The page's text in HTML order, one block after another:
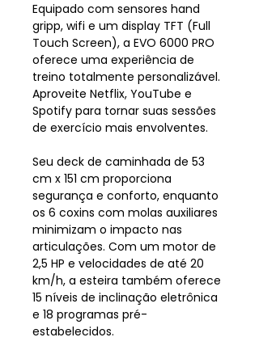
Equipado com sensores hand
gripp, wifi e um display TFT (Full
Touch Screen), a EVO 6000 PRO
oferece uma experiência de
treino totalmente personalizável.
Aproveite Netflix, YouTube e
Spotify para tornar suas sessões
de exercício mais envolventes.
Seu deck de caminhada de 53
cm x 151 cm proporciona
segurança e conforto, enquanto
os 6 coxins com molas auxiliares
minimizam o impacto nas
articulações. Com um motor de
2,5 HP e velocidades de até 20
km/h, a esteira também oferece
15 níveis de inclinação eletrônica
e 18 programas pré-
estabelecidos.